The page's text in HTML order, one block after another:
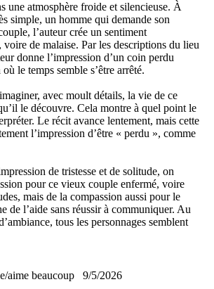
une atmosphère froide et silencieuse. À
simple, un homme qui demande son
l’auteur crée un sentiment
voire de malaise. Par les descriptions du lieu
donne l’impression d’un coin perdu
le temps semble s’être arrêté.
avec moult détails, la vie de ce
le découvre. Cela montre à quel point le
Le récit avance lentement, mais cette
l’impression d’être « perdu », comme
de tristesse et de solitude, on
pour ce vieux couple enfermé, voire
mais de la compassion aussi pour le
de l’aide sans réussir à communiquer. Au
tous les personnages semblent
aime beaucoup
9/5/2026